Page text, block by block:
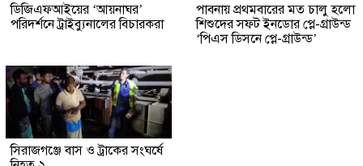
ডিজিএফআইয়ের ‘আয়নাঘর’
পরিদর্শনে ট্রাইব্যুনালের বিচারকরা
পাবনায় প্রথমবারের মত চালু হলো
শিশুদের সফট ইনডোর প্লে-গ্রাউন্ড
‘পিএস ডিসনে প্লে-গ্রাউন্ড’
সিরাজগঞ্জে বাস ও ট্রাকের সংঘর্ষে